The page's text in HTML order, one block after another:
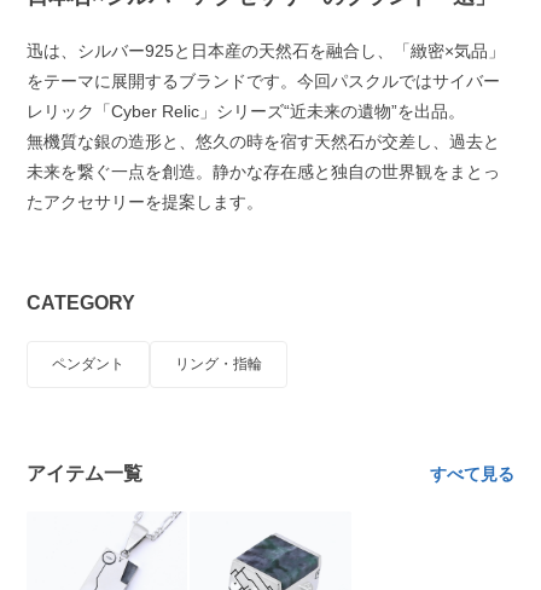
迅は、シルバー925と日本産の天然石を融合し、「緻密×気品」
をテーマに展開するブランドです。今回パスクルではサイバー
レリック「Cyber Relic」シリーズ“近未来の遺物”を出品。
無機質な銀の造形と、悠久の時を宿す天然石が交差し、過去と
未来を繋ぐ一点を創造。静かな存在感と独自の世界観をまとっ
たアクセサリーを提案します。
CATEGORY
ペンダント リング・指輪
アイテム一覧 すべて見る